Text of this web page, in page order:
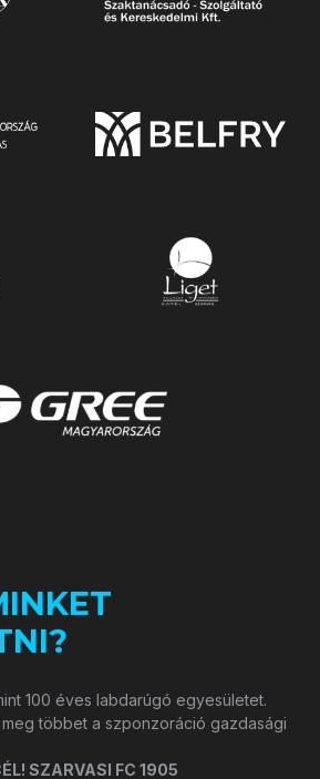
100 éves labdarúgó egyesületet.
meg többet a szponzoráció gazdasági
SZARVASI FC 1905